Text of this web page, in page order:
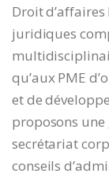
Droit
juridiques
qu’aux PME
et de
proposons une
secrétariat
conseils